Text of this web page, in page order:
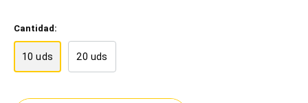
Cantidad:
10 uds 20 uds